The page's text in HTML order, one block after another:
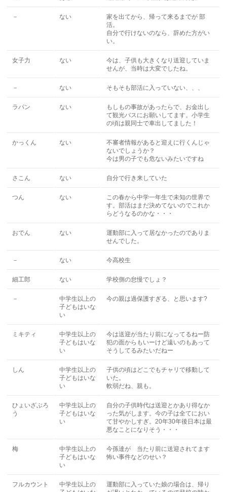
－ ない
家を出てから、帰って来るまでが 部
活。
自分で行けないのなら、辞めた方がい
い。
女子力 ない
今は、子供も大きくなり送迎していま
せんが、当時は大変でしたね。
－ ない そもそも部活に入っていない、、、
ラパン ない
もしもの事故があったらで、お金出し
て観光バスにお願いしてます。小学生
の頃は親同士で車出してました！
かっくん ない
不審者情報があると迎えに行くんじゃ
ないでしょうか？
今は男の子でも危ないみたいですね
さこん ない 自分で行き来していた
つん ない
この春から中学一年生で未知の世界で
す。部活はまだ決めてないのでこれか
らどうなるのかな・・・
おでん ない
運動部に入って居なかったのでありま
せんでした。
－ ない 今高校生
細工郎 ない 学校側の怠慢でしょ？
－
中学生以上の
子どもはいな
い
今の親は過保護すぎる、と思います?
ミキティ
中学生以上の
子どもはいな
い
今は送迎が当たり前になってるねー防
犯の面からもいーけど遠いのもあって
そうしてるみたいだねー
しん
中学生以上の
子どもはいな
い
子供の頃はどこでもチャリで移動して
いた。
軟弱だね、親も。
ひょいざぶろ
う
中学生以上の
子どもはいな
い
自分の子供時代は送迎とかあり得なか
った気がします。今の子は全てにおい
て甘やかしすぎ。20年30年後日本は最
悪なことになりそう・・・
梅
中学生以上の
子どもはいな
い
今孫達が 当たり前に送迎されてます
怖い事件などのせい？
フルカウント
中学生以上の
運動部に入っていた娘の場合は、帰り